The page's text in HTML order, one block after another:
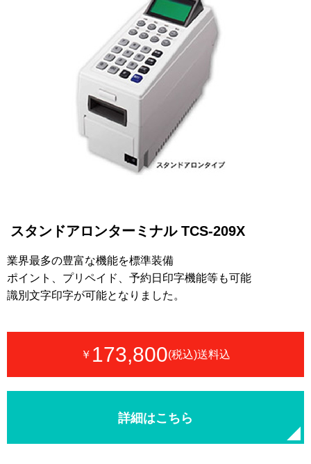
スタンドアロンターミナル TCS-209X
業界最多の豊富な機能を標準装備
ポイント、プリペイド、予約日印字機能等も可能
識別文字印字が可能となりました。
￥ 173,800(税込)送料込
詳細はこちら